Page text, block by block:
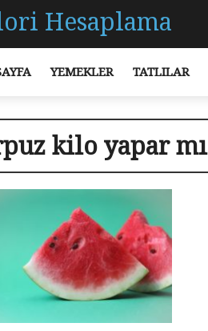
Hesaplama
YEMEKLER TATLILAR
kilo yapar mı